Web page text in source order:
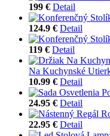
199 € Detail
124.9 € Detail
119 € Detail
Na Kuchynské
10.99 € Detail
24.95 € Detail
22.95 € Detail